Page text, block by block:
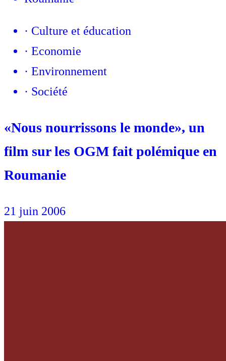
· Culture et éducation
· Economie
· Environnement
· Société
«Nous nourrissons le monde», un
film sur les OGM fait polémique en
Roumanie
21 juin 2006